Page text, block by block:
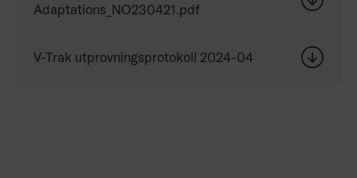
Adaptations_NO230421.pdf
V-Trak utprovningsprotokoll 2024-04